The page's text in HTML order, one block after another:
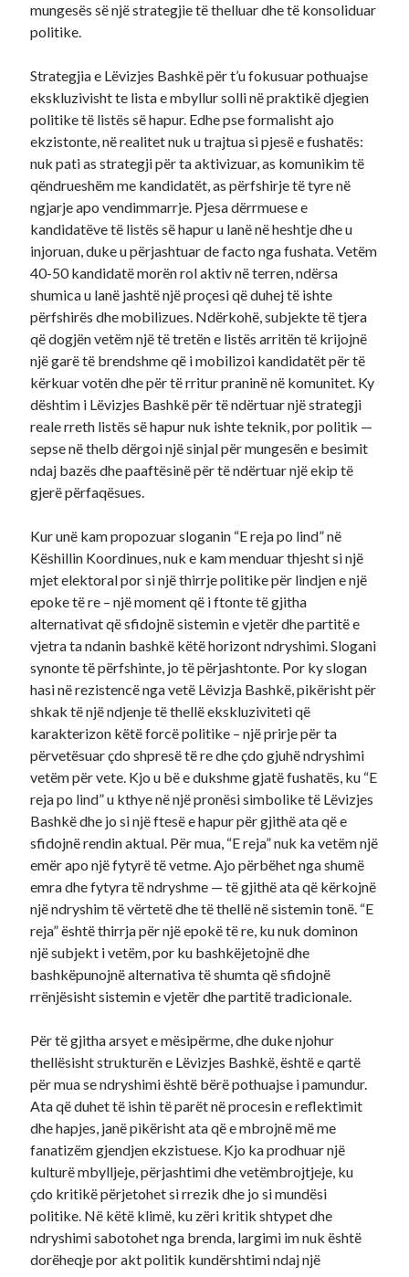
mungesës së një strategjie të thelluar dhe të konsoliduar
politike.
Strategjia e Lëvizjes Bashkë për t’u fokusuar pothuajse
ekskluzivisht te lista e mbyllur solli në praktikë djegien
politike të listës së hapur. Edhe pse formalisht ajo
ekzistonte, në realitet nuk u trajtua si pjesë e fushatës:
nuk pati as strategji për ta aktivizuar, as komunikim të
qëndrueshëm me kandidatët, as përfshirje të tyre në
ngjarje apo vendimmarrje. Pjesa dërrmuese e
kandidatëve të listës së hapur u lanë në heshtje dhe u
injoruan, duke u përjashtuar de facto nga fushata. Vetëm
40-50 kandidatë morën rol aktiv në terren, ndërsa
shumica u lanë jashtë një proçesi që duhej të ishte
përfshirës dhe mobilizues. Ndërkohë, subjekte të tjera
që dogjën vetëm një të tretën e listës arritën të krijojnë
një garë të brendshme që i mobilizoi kandidatët për të
kërkuar votën dhe për të rritur praninë në komunitet. Ky
dështim i Lëvizjes Bashkë për të ndërtuar një strategji
reale rreth listës së hapur nuk ishte teknik, por politik —
sepse në thelb dërgoi një sinjal për mungesën e besimit
ndaj bazës dhe paaftësinë për të ndërtuar një ekip të
gjerë përfaqësues.
Kur unë kam propozuar sloganin “E reja po lind” në
Këshillin Koordinues, nuk e kam menduar thjesht si një
mjet elektoral por si një thirrje politike për lindjen e një
epoke të re – një moment që i ftonte të gjitha
alternativat që sfidojnë sistemin e vjetër dhe partitë e
vjetra ta ndanin bashkë këtë horizont ndryshimi. Slogani
synonte të përfshinte, jo të përjashtonte. Por ky slogan
hasi në rezistencë nga vetë Lëvizja Bashkë, pikërisht për
shkak të një ndjenje të thellë ekskluziviteti që
karakterizon këtë forcë politike – një prirje për ta
përvetësuar çdo shpresë të re dhe çdo gjuhë ndryshimi
vetëm për vete. Kjo u bë e dukshme gjatë fushatës, ku “E
reja po lind” u kthye në një pronësi simbolike të Lëvizjes
Bashkë dhe jo si një ftesë e hapur për gjithë ata që e
sfidojnë rendin aktual. Për mua, “E reja” nuk ka vetëm një
emër apo një fytyrë të vetme. Ajo përbëhet nga shumë
emra dhe fytyra të ndryshme — të gjithë ata që kërkojnë
një ndryshim të vërtetë dhe të thellë në sistemin tonë. “E
reja” është thirrja për një epokë të re, ku nuk dominon
një subjekt i vetëm, por ku bashkëjetojnë dhe
bashkëpunojnë alternativa të shumta që sfidojnë
rrënjësisht sistemin e vjetër dhe partitë tradicionale.
Për të gjitha arsyet e mësipërme, dhe duke njohur
thellësisht strukturën e Lëvizjes Bashkë, është e qartë
për mua se ndryshimi është bërë pothuajse i pamundur.
Ata që duhet të ishin të parët në procesin e reflektimit
dhe hapjes, janë pikërisht ata që e mbrojnë më me
fanatizëm gjendjen ekzistuese. Kjo ka prodhuar një
kulturë mbylljeje, përjashtimi dhe vetëmbrojtjeje, ku
çdo kritikë përjetohet si rrezik dhe jo si mundësi
politike. Në këtë klimë, ku zëri kritik shtypet dhe
ndryshimi sabotohet nga brenda, largimi im nuk është
dorëheqje por akt politik kundërshtimi ndaj një